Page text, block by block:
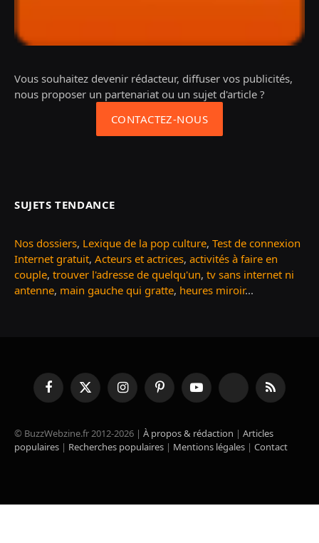
Vous souhaitez devenir rédacteur, diffuser vos publicités,
nous proposer un partenariat ou un sujet d'article ?
CONTACTEZ-NOUS
SUJETS TENDANCE
Nos dossiers, Lexique de la pop culture, Test de connexion
Internet gratuit, Acteurs et actrices, activités à faire en
couple, trouver l'adresse de quelqu'un, tv sans internet ni
antenne, main gauche qui gratte, heures miroir...
FacebookX
(Twitter)
InstagramPinterestYouTube TikTok RSS
© BuzzWebzine.fr 2012-2026 | À propos & rédaction | Articles
populaires | Recherches populaires | Mentions légales | Contact